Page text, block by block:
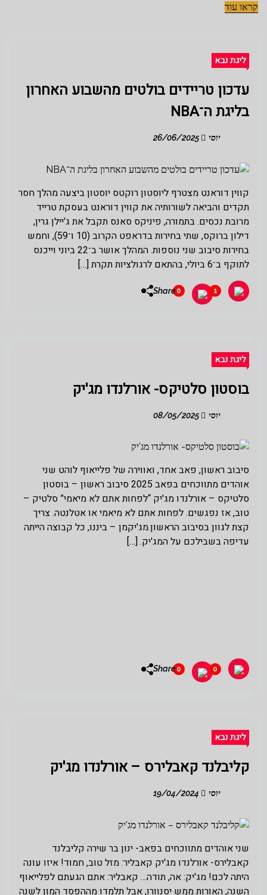
קראו עוד
ליגת נבא
עדכון טריידים בולטים מהשבוע האחרון
בליגת ה־NBA
יוסי
קווין דוראנט מצטרף ליוסטון רוקטס יוסטון ביצעה מהלך חסר
תקדים והביאה לשורותיה את קווין דוראנט בעסקת טרייד
מרובת נכסים. בתמורה, פיניקס סאנס תקבל את ג'יילן גרין,
דילון ברוקס, שתי בחירות בדראפט הקרוב (10 ו־59), וחמש
בחירות סיבוב שני נוספות. המהלך אושר ב־22 ביוני וייכנס
לתוקף ב־6 ביולי, בהתאם לרגולציות תקרת […]
1
0
Share
ליגת נבא
בוסטון סלטיקס- אורלנדו מג'יק
יוסי
סיבוב ראשון, פאב אחד, ואווירה של פלייאוף לוהט שני
אוהדים מתווכחים בפאב 2025 סיבוב ראשון – בוסטון
סלטיקס – אורלנדו מג'יק “לפחות אתם לא מיאמי” סלטיק –
טוב, אז נפגשים. לפחות אתם לא מיאמי או אטלנטה. צריך
קצת לגוון בסיבוב הראשון.מג'יקמן – ביננו, כל קבוצה הייתה
עדיפה בשבילכם על המג'יק. […]
0
0
Share
ליגת נבא
קליבלנד קאבלירס – אורלנדו מג'יק
יוסי
שני אוהדים מתווכחים בפאב- ינון בר שירה קליבלנד
קאבלירס- אורלנדו מג'יק קאבליר: מזל טוב, חמוד! איזו עונה
היתה לכם! מג'יק: אה, תודה… קאבליר: אתם הגעתם לפלייאוף
השנה, האורות ממש יסנוורו, אבל תלמדו מההפסד המון לשנה